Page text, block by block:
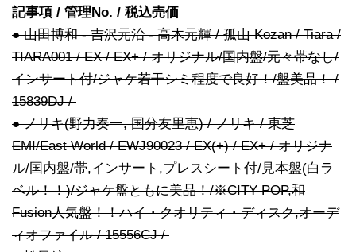
記事項 / 管理No. / 税込売価
● 山田博和 - 吉沢元治 - 高木元輝 / 孤山 Kozan / Tiara /
TIARA001 / EX / EX+ / オリジナル/国内盤/元々帯なし/
インサート付/ジャケ若干シミ程度で良好！/盤美品！ /
15839DJ /
● ノリキ(野力奏一, 国分友里恵) / ノリキ / 東芝
EMI/East World / EWJ90023 / EX(+) / EX+ / オリジナ
ル/国内盤/帯,インサート,プレスシート付/見本盤(白ラ
ベル！！)/ジャケ盤ともに美品！/※CITY POP,和
Fusion人気盤！！ハイ・クオリティ・ディスク,オーデ
ィオファイル / 15556CJ /